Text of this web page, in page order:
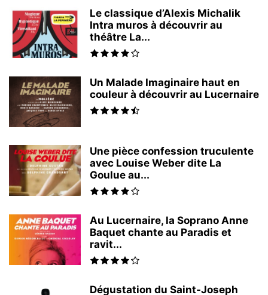
Le classique d’Alexis Michalik
Intra muros à découvrir au
théâtre La...
Un Malade Imaginaire haut en
couleur à découvrir au Lucernaire
Une pièce confession truculente
avec Louise Weber dite La
Goulue au...
Au Lucernaire, la Soprano Anne
Baquet chante au Paradis et
ravit...
Dégustation du Saint-Joseph